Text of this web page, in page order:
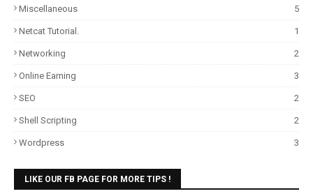
Miscellaneous 5
Netcat Tutorial. 1
Networking 2
Online Earning 3
SEO 2
Shell Scripting 2
Wordpress 3
LIKE OUR FB PAGE FOR MORE TIPS !